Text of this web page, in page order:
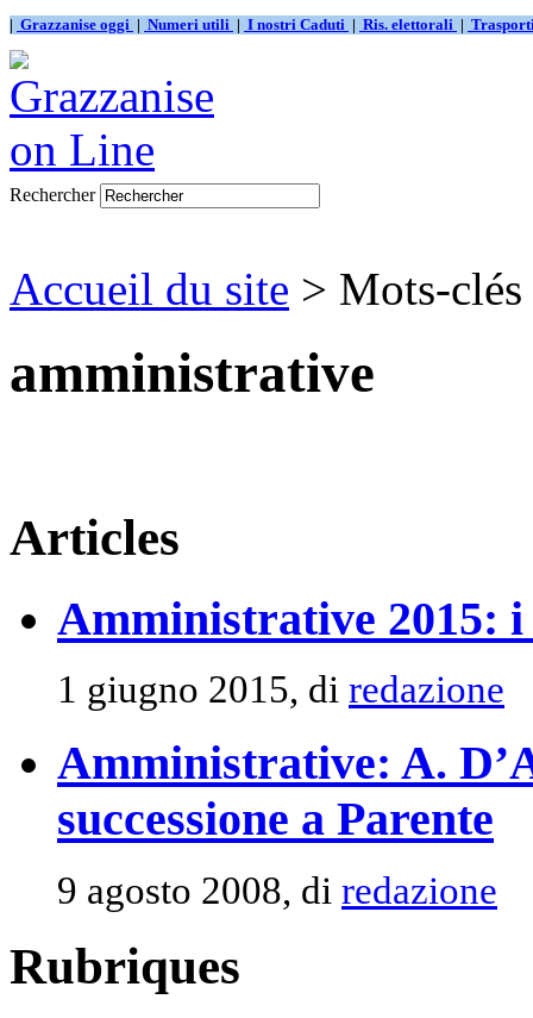
| Grazzanise oggi | Numeri utili | I nostri Caduti | Ris. elettorali |
Rechercher
Accueil du site > Mots-
amministrative
Articles
Amministrative 2015:
1 giugno 2015, di redazione
Amministrative: A.
successione a Parente
9 agosto 2008, di redazione
Rubriques